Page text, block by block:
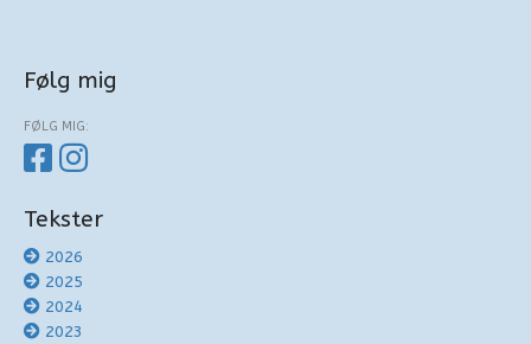
Følg mig
FØLG MIG:
Tekster
2026
2025
2024
2023